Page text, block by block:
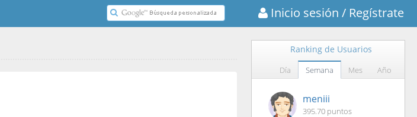
Inicio sesión / Regístrate
Ranking de Usuarios
Día Semana Mes Año
meniii
395.70 puntos